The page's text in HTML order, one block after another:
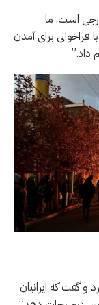
است. ما
فراخوانی برای آمدن
داد.”
و گفت که ایرانیان